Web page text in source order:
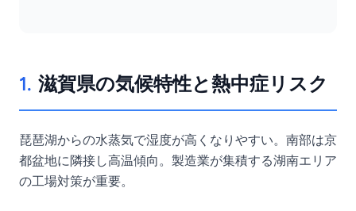
1. 滋賀県の気候特性と熱中症リスク
琵琶湖からの水蒸気で湿度が高くなりやすい。南部は京
都盆地に隣接し高温傾向。製造業が集積する湖南エリア
の工場対策が重要。